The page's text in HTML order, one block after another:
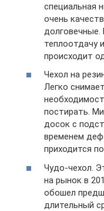
специальная
очень
долговечные.
теплоотдачу
происходит
Чехол на
Легко
постирать.
досок с
временем
приходится
Чудо-чехол.
на рынок в
обошел
длительный